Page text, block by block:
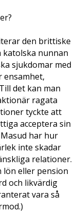
den brittiske
nunnan
sjukdomar med
ensamhet,
det kan man
ragata
tyckte att
acceptera sin
har hur
inte skadar
relationer.
lön eller pension
och likvärdig
vara så